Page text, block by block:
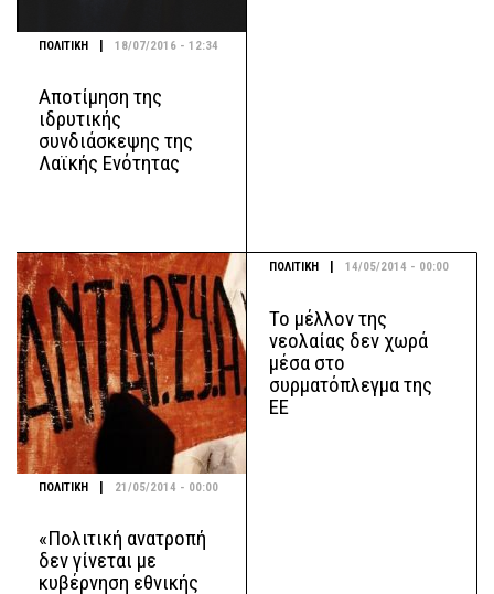
ΠΟΛΙΤΙΚΗ | 18/07/2016 - 12:34
Αποτίμηση της
ιδρυτικής
συνδιάσκεψης της
Λαϊκής Ενότητας
ΠΟΛΙΤΙΚΗ | 21/05/2014 - 00:00
«Πολιτική ανατροπή
δεν γίνεται με
κυβέρνηση εθνικής
ΠΟΛΙΤΙΚΗ 14/05/2014 - 00:00
Το μέλλον της
νεολαίας δεν χωρά
μέσα στο
συρματόπλεγμα της
ΕΕ